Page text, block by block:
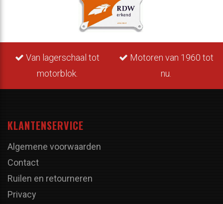
Van lagerschaal tot
motorblok.
Motoren van 1960 tot
nu.
KLANTENSERVICE
Algemene voorwaarden
Contact
Ruilen en retourneren
Privacy